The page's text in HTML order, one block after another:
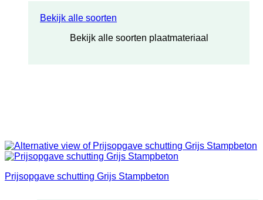
Bekijk alle soorten
Bekijk alle soorten plaatmateriaal
Prijsopgave schutting Grijs Stampbeton